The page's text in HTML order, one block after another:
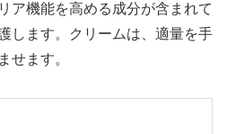
ア機能を高める成分が含まれて
します。クリームは、適量を手
せます。